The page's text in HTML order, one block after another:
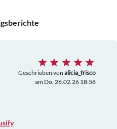
Geschrieben von alicia_frisco
am Do. 26.02.26 18:58